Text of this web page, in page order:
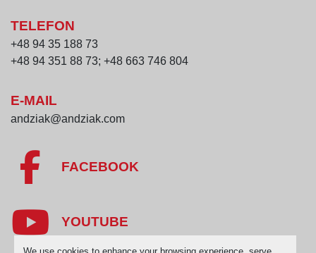
TELEFON
+48 94 35 188 73
+48 94 351 88 73; +48 663 746 804
E-MAIL
andziak@andziak.com
FACEBOOK
YOUTUBE